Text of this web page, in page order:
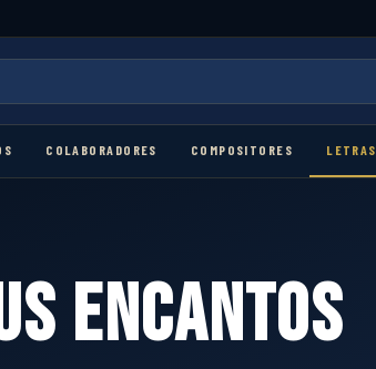
COLABORADORES COMPOSITORES LETRAS
ENCANTOS